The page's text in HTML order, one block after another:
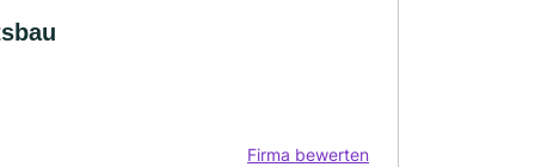
Firma bewerten